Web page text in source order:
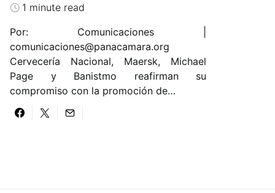
1 minute read
Por: Comunicaciones |
comunicaciones@panacamara.org
Cervecería Nacional, Maersk, Michael
Page y Banistmo reafirman su
compromiso con la promoción de…